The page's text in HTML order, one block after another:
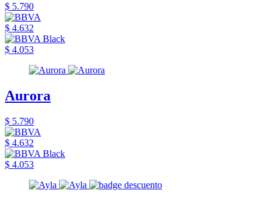
$ 5.790
$ 4.632
$ 4.053
Aurora
$ 5.790
$ 4.632
$ 4.053